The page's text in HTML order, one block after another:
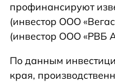
профинансируют
(инвестор ООО
(инвестор ООО «РВБ
По данным
края,